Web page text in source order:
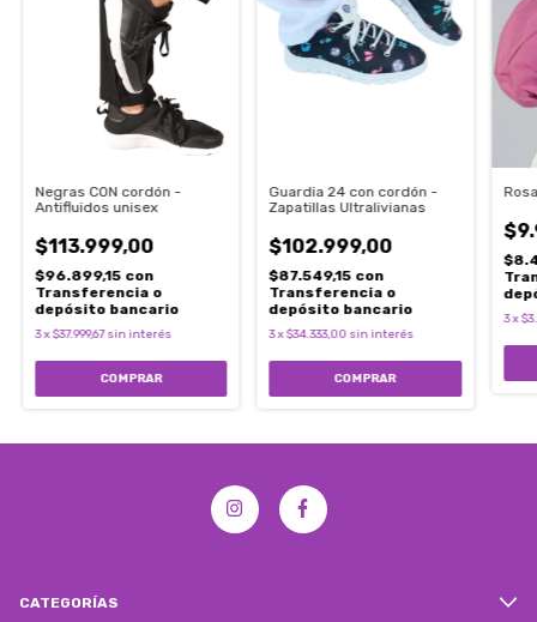
Negras CON cordón -
Antifluidos unisex
$113.999,00
$96.899,15 con
Transferencia o
depósito bancario
3x$37.999,67 sin interés
COMPRAR
Guardia 24 con cordón -
Zapatillas Ultralivianas
$102.999,00
$87.549,15 con
Transferencia o
depósito bancario
3x$34.333,00 sin interés
COMPRAR
3x
CATEGORÍAS